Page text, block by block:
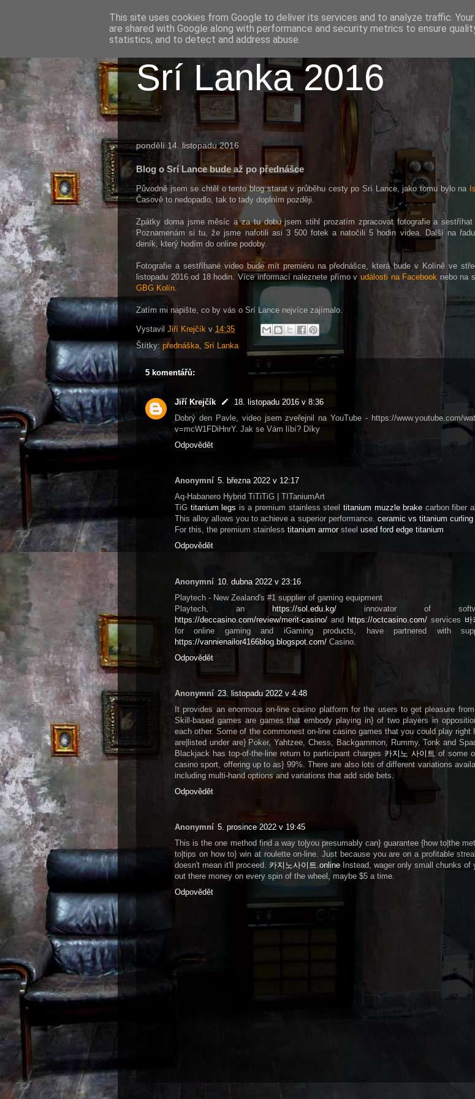
Srí Lanka 2016
pondělí 14. listopadu 2016
Blog o Srí Lance bude až po přednášce
Původně jsem se chtěl o tento blog starat v průběhu cesty po Srí Lance, jako tomu bylo na
Časově to nedopadlo, tak to tady doplním později.
Zpátky doma jsme měsíc a za tu dobu jsem stihl prozatím zpracovat fotografie a sestříhat
Poznamenám si tu, že jsme nafotili asi 3 500 fotek a natočili 5 hodin videa. Další na
deník, který hodím do online podoby.
Fotografie a sestříhané video bude mít premiéru na přednášce, která bude v Kolíně ve
listopadu 2016 od 18 hodin. Více informací naleznete přímo v události na Facebook nebo na
GBG Kolín.
Zatím mi napište, co by vás o Srí Lance nejvíce zajímalo.
Vystavil Jiří Krejčík v 14:35
Štítky: přednáška, Srí Lanka
5 komentářů:
Jiří Krejčík
18. listopadu 2016 v 8:36
Dobrý den Pavle, video jsem zveřejnil na YouTube - https://www.youtube.com/
v=mcW1FDiHnrY. Jak se Vám líbí? Díky
Odpovědět
Anonymní 5. března 2022 v 12:17
Aq-Habanero Hybrid TiTiTiG | TITaniumArt
TiG titanium legs is a premium stainless steel titanium muzzle brake carbon fiber
This alloy allows you to achieve a superior performance. ceramic vs titanium curling
For this, the premium stainless titanium armorsteel used ford edge titanium
Odpovědět
Anonymní 10. dubna 2022 v 23:16
Playtech - New Zealand's #1 supplier of gaming equipment
Playtech, an https://sol.edu.kg/ innovator of
https://deccasino.com/review/merit-casino/ and https://octcasino.com/ services 바
for online gaming and iGaming products, have partnered with
https://vannienailor4166blog.blogspot.com/ Casino.
Odpovědět
Anonymní 23. listopadu 2022 v 4:48
It provides an enormous on-line casino platform for the users to get pleasure from
Skill-based games are games that embody playing in} of two players in
each other. Some of the commonest on-line casino games that you could play right
are|listed under are} Poker, Yahtzee, Chess, Backgammon, Rummy, Tonk and
Blackjack has top-of-the-line return to participant charges 카지노 사이트of some
casino sport, offering up to as} 99%. There are also lots of different variations
including multi-hand options and variations that add side bets.
Odpovědět
Anonymní 5. prosince 2022 v 19:45
This is the one method find a way to|you presumably can} guarantee {how to|the
to|tips on how to} win at roulette on-line. Just because you are on a profitable
doesn't mean it'll proceed. 카지노사이트.online Instead, wager only small chunks of
out there money on every spin of the wheel, maybe $5 a time.
Odpovědět
This site uses cookies from Google to deliver its services and to analyze traffic.
are shared with Google along with performance and security metrics to ensure
statistics, and to detect and address abuse.